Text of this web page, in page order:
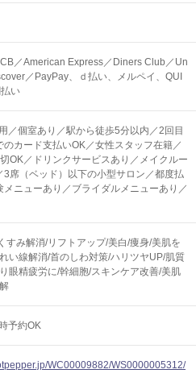
／American Express／Diners Club／Un
／PayPay、ｄ払い、メルペイ、QUI
い
／個室あり／駅から徒歩5分以内／2回目
のカード支払いOK／女性スタッフ在籍／
OK／ドリンクサービスあり／メイクルー
3席（ベッド）以下の小型サロン／都度払
メニューあり／ブライダルメニューあり／
すみ解消/リフトアップ/美白/痩身/美肌を
い線解消/首のしわ対策/ハリツヤUP/肌質
眼精疲労に/幹細胞/スキンケア改善/美肌
予約OK
WC00009882/WS0000005312/